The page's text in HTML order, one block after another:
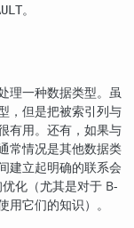
。
理一种数据类型。虽
，但是把被索引列与
有用。还有，如果与
常情况是其他数据类
建立起明确的联系会
化（尤其是对于 B-
它们的知识）。